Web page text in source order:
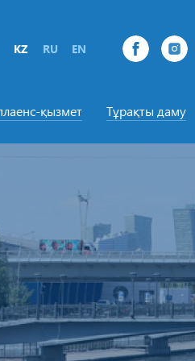
KZ RU EN
қызмет Тұрақты даму